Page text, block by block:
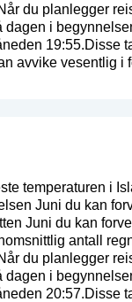
du planlegger
i
19:55.Disse
avvike vesentlig i
temperaturen i
Juni du kan
Juni du kan
antall
du planlegger
i
20:57.Disse